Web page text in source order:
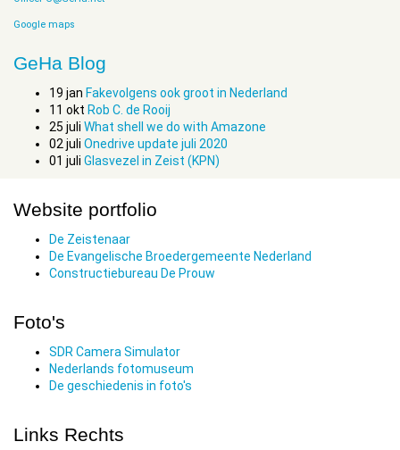
Google maps
GeHa Blog
19 jan Fakevolgens ook groot in Nederland
11 okt Rob C. de Rooij
25 juli What shell we do with Amazone
02 juli Onedrive update juli 2020
01 juli Glasvezel in Zeist (KPN)
Website portfolio
De Zeistenaar
De Evangelische Broedergemeente Nederland
Constructiebureau De Prouw
Foto's
SDR Camera Simulator
Nederlands fotomuseum
De geschiedenis in foto's
Links Rechts